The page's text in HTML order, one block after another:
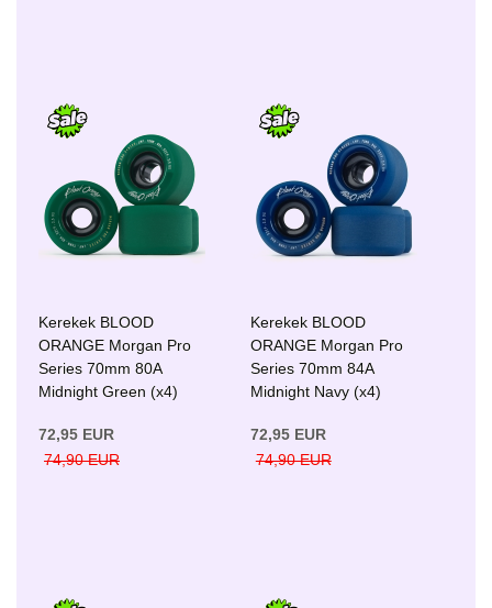
Kerekek BLOOD
ORANGE Morgan Pro
Series 70mm 80A
Midnight Green (x4)
72,95 EUR
74,90 EUR
Kerekek BLOOD
ORANGE Morgan Pro
Series 70mm 84A
Midnight Navy (x4)
72,95 EUR
74,90 EUR